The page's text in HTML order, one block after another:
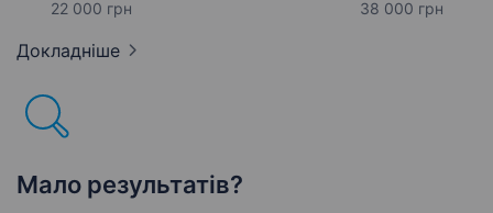
22 000 грн 38 000 грн
Докладніше
Мало результатів?